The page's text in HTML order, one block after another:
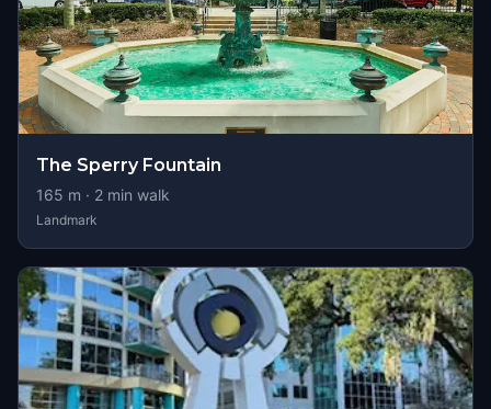
The Sperry Fountain
165 m · 2 min walk
Landmark